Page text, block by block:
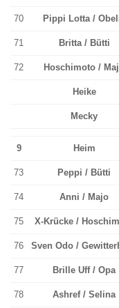
70 Pippi Lotta /
71 Britta / Bütti
72 Hoschimoto /
Heike
Mecky
9 Heim
73 Peppi / Bütti
74 Anni / Majo
75 X-Krücke /
76 Sven Odo /
77 Brille Uff / Opa
78 Ashref / Selina